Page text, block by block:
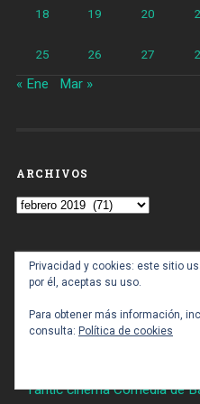
18 19 20
25 26 27
« Ene Mar »
ARCHIVOS
Archivos
Detienen a cuatro hombres
Aprovat el planejament del
l'antic cinema Comèdia de
Privacidad y cookies: este sitio
por él, aceptas su uso.
Para obtener más información,
consulta: Política de cookies